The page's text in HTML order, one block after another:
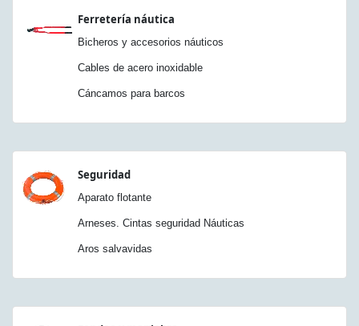
Ferretería náutica
Bicheros y accesorios náuticos
Cables de acero inoxidable
Cáncamos para barcos
Seguridad
Aparato flotante
Arneses. Cintas seguridad Náuticas
Aros salvavidas